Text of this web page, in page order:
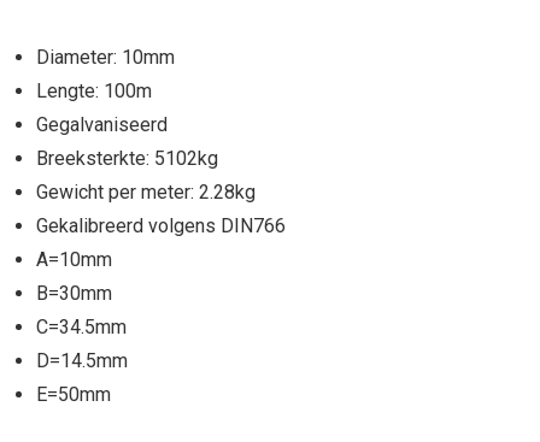
Diameter: 10mm
Lengte: 100m
Gegalvaniseerd
Breeksterkte: 5102kg
Gewicht per meter: 2.28kg
Gekalibreerd volgens DIN766
A=10mm
B=30mm
C=34.5mm
D=14.5mm
E=50mm